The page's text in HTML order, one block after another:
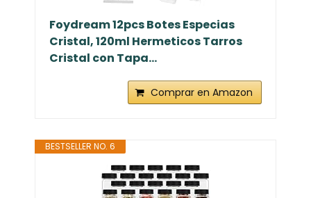
Foydream 12pcs Botes Especias
Cristal, 120ml Hermeticos Tarros
Cristal con Tapa...
Comprar en Amazon
BESTSELLER NO. 6